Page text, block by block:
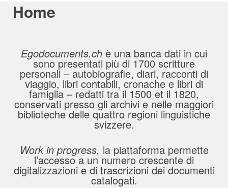
Home
Egodocuments.ch è una banca dati in cui
sono presentati più di 1700 scritture
personali – autobiografie, diari, racconti di
viaggio, libri contabili, cronache e libri di
famiglia – redatti tra il 1500 et il 1820,
conservati presso gli archivi e nelle maggiori
biblioteche delle quattro regioni linguistiche
svizzere.
Work in progress, la piattaforma permette
l’accesso a un numero crescente di
digitalizzazioni e di trascrizioni dei documenti
catalogati.